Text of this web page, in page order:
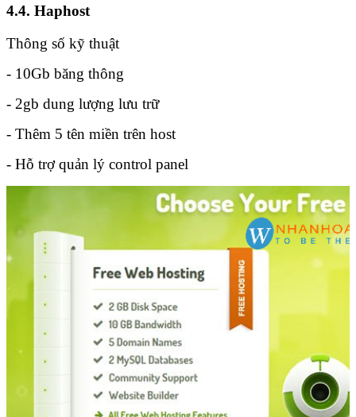
4.4. Haphost
Thông số kỹ thuật
- 10Gb băng thông
- 2gb dung lượng lưu trữ
- Thêm 5 tên miền trên host
- Hỗ trợ quản lý control panel